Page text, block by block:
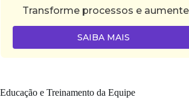
Transforme processos e
SAIBA MAIS
Educação e Treinamento da Equipe